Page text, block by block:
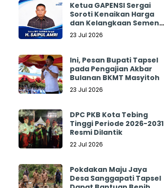
Ketua GAPENSI Sergai
Soroti Kenaikan Harga
dan Kelangkaan Semen,
Minta Pemerintah
23 Jul 2026
Ini, Pesan Bupati Tapsel
pada Pengajian Akbar
Bulanan BKMT Masyitoh
23 Jul 2026
DPC PKB Kota Tebing
Tinggi Periode 2026-2031
Resmi Dilantik
22 Jul 2026
Pokdakan Maju Jaya
Desa Sanggapati Tapsel